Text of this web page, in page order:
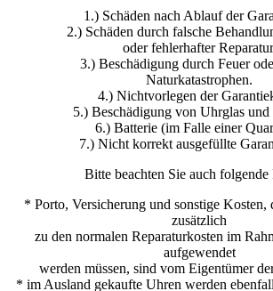
1.) Schäden nach Ablauf der
2.) Schäden durch falsche
oder fehlerhafter
3.) Beschädigung durch Feuer
Naturkatastrophen.
4.) Nichtvorlegen der
5.) Beschädigung von Uhrglas und
6.) Batterie (im Falle einer
7.) Nicht korrekt ausgefüllte
Bitte beachten Sie auch folgende
* Porto, Versicherung und sonstige Kosten,
zusätzlich
zu den normalen Reparaturkosten im
aufgewendet
werden müssen, sind vom Eigentümer
* im Ausland gekaufte Uhren werden